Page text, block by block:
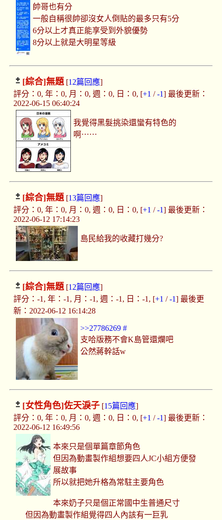
帥哥也有分
一般自稱很帥卻沒女人倒貼的最多只有5分
6分以上才真正能享受到外貌優勢
8分以上就是大明星等級
[綜合]無題[12篇回應]
評分：0, 年：0, 月：0, 週：0, 日：0, [+1 /-1] 最後更新：
2022-06-15 06:40:24
我覺得黑髮挑染還蠻有特色的
啊⋯⋯
[綜合]無題[13篇回應]
評分：0, 年：0, 月：0, 週：0, 日：0, [+1 /-1] 最後更新：
2022-06-12 17:14:23
島民給我的收藏打幾分?
[綜合]無題[12篇回應]
評分：-1, 年：-1, 月：-1, 週：-1, 日：-1, [+1 /-1] 最後更
新：2022-06-12 16:14:28
>>27786269 #
支哈版務不會K島管還爛吧
公然蔣幹話w
[女性角色]佐天淚子[15篇回應]
評分：0, 年：0, 月：0, 週：0, 日：0, [+1 /-1] 最後更新：
2022-06-12 16:49:56
本來只是個單篇章節角色
但因為動畫製作組想要四人JC小組方便發
展故事
所以就把她升格為常駐主要角色
本來奶子只是個正常國中生普通尺寸
但因為動畫製作組覺得四人內該有一巨乳